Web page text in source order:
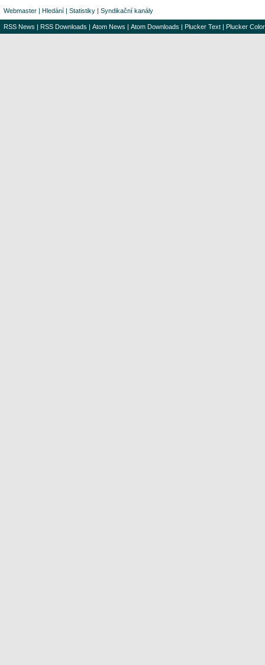
Webmaster | Hledání | Statistiky | Syndikační kanály
RSS News | RSS Downloads | Atom News | Atom Downloads | Plucker Text | Plucker Color